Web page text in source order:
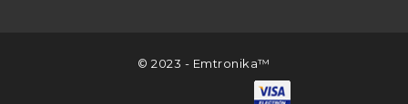
© 2023 - Emtronika™